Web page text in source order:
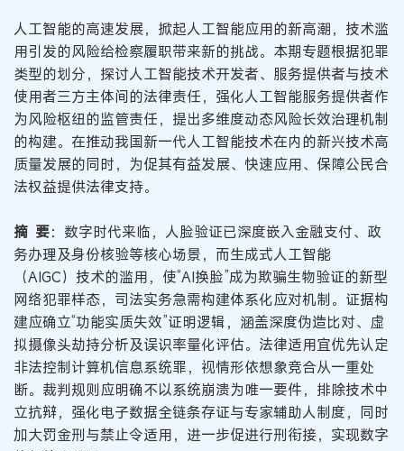
人工智能的高速发展，掀起人工智能应用的新高潮，技术滥
用引发的风险给检察履职带来新的挑战。本期专题根据犯罪
类型的划分，探讨人工智能技术开发者、服务提供者与技术
使用者三方主体间的法律责任，强化人工智能服务提供者作
为风险枢纽的监管责任，提出多维度动态风险长效治理机制
的构建。在推动我国新一代人工智能技术在内的新兴技术高
质量发展的同时，为促其有益发展、快速应用、保障公民合
法权益提供法律支持。
摘 要：数字时代来临，人脸验证已深度嵌入金融支付、政
务办理及身份核验等核心场景，而生成式人工智能
（AIGC）技术的滥用，使“AI换脸”成为欺骗生物验证的新型
网络犯罪样态，司法实务急需构建体系化应对机制。证据构
建应确立“功能实质失效”证明逻辑，涵盖深度伪造比对、虚
拟摄像头劫持分析及误识率量化评估。法律适用宜优先认定
非法控制计算机信息系统罪，视情形依想象竞合从一重处
断。裁判规则应明确不以系统崩溃为唯一要件，排除技术中
立抗辩，强化电子数据全链条存证与专家辅助人制度，同时
加大罚金刑与禁止令适用，进一步促进行刑衔接，实现数字